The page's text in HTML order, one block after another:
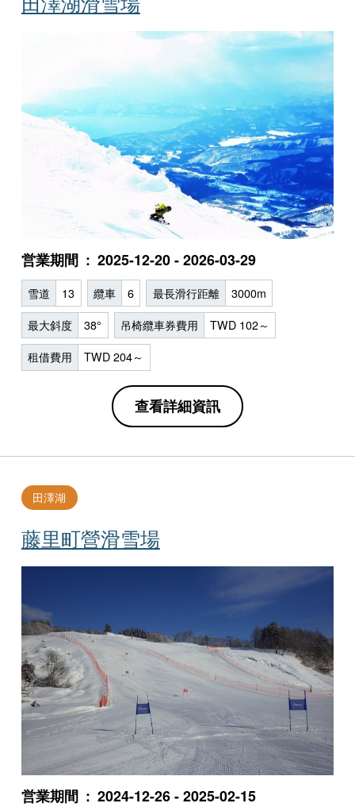
営業期間 2025-12-20 - 2026-03-29
雪道 13 纜車 6 最長滑行距離 3000m
最大斜度 38° 吊椅纜車券費用 TWD 102～
租借費用 TWD 204～
查看詳細資訊
藤里町營滑雪場
田澤湖
営業期間 2024-12-26 - 2025-02-15